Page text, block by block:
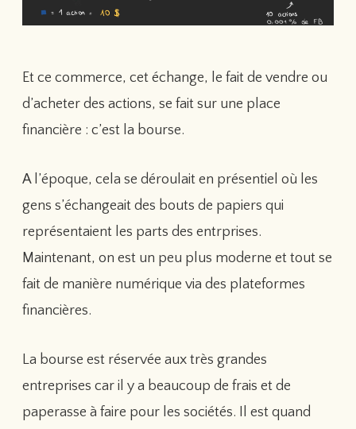
Et ce commerce, cet échange, le fait de vendre ou
d’acheter des actions, se fait sur une place
financière : c’est la bourse.
A l’époque, cela se déroulait en présentiel où les
gens s’échangeait des bouts de papiers qui
représentaient les parts des entrprises.
Maintenant, on est un peu plus moderne et tout se
fait de manière numérique via des plateformes
financières.
La bourse est réservée aux très grandes
entreprises car il y a beaucoup de frais et de
paperasse à faire pour les sociétés. Il est quand